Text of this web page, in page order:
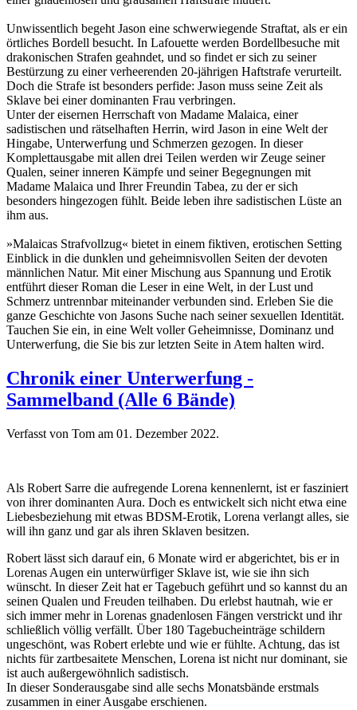
Unwissentlich begeht Jason eine schwerwiegende Straftat, als er ein
örtliches Bordell besucht. In Lafouette werden Bordellbesuche mit
drakonischen Strafen geahndet, und so findet er sich zu seiner
Bestürzung zu einer verheerenden 20-jährigen Haftstrafe verurteilt.
Doch die Strafe ist besonders perfide: Jason muss seine Zeit als
Sklave bei einer dominanten Frau verbringen.
Unter der eisernen Herrschaft von Madame Malaica, einer
sadistischen und rätselhaften Herrin, wird Jason in eine Welt der
Hingabe, Unterwerfung und Schmerzen gezogen. In dieser
Komplettausgabe mit allen drei Teilen werden wir Zeuge seiner
Qualen, seiner inneren Kämpfe und seiner Begegnungen mit
Madame Malaica und Ihrer Freundin Tabea, zu der er sich
besonders hingezogen fühlt. Beide leben ihre sadistischen Lüste an
ihm aus.
»Malaicas Strafvollzug« bietet in einem fiktiven, erotischen Setting
Einblick in die dunklen und geheimnisvollen Seiten der devoten
männlichen Natur. Mit einer Mischung aus Spannung und Erotik
entführt dieser Roman die Leser in eine Welt, in der Lust und
Schmerz untrennbar miteinander verbunden sind. Erleben Sie die
ganze Geschichte von Jasons Suche nach seiner sexuellen Identität.
Tauchen Sie ein, in eine Welt voller Geheimnisse, Dominanz und
Unterwerfung, die Sie bis zur letzten Seite in Atem halten wird.
Chronik einer Unterwerfung -
Sammelband (Alle 6 Bände)
Verfasst von Tom am 01. Dezember 2022.
Als Robert Sarre die aufregende Lorena kennenlernt, ist er fasziniert
von ihrer dominanten Aura. Doch es entwickelt sich nicht etwa eine
Liebesbeziehung mit etwas BDSM-Erotik, Lorena verlangt alles, sie
will ihn ganz und gar als ihren Sklaven besitzen.
Robert lässt sich darauf ein, 6 Monate wird er abgerichtet, bis er in
Lorenas Augen ein unterwürfiger Sklave ist, wie sie ihn sich
wünscht. In dieser Zeit hat er Tagebuch geführt und so kannst du an
seinen Qualen und Freuden teilhaben. Du erlebst hautnah, wie er
sich immer mehr in Lorenas gnadenlosen Fängen verstrickt und ihr
schließlich völlig verfällt. Über 180 Tagebucheinträge schildern
ungeschönt, was Robert erlebte und wie er fühlte. Achtung, das ist
nichts für zartbesaitete Menschen, Lorena ist nicht nur dominant, sie
ist auch außergewöhnlich sadistisch.
In dieser Sonderausgabe sind alle sechs Monatsbände erstmals
zusammen in einer Ausgabe erschienen.